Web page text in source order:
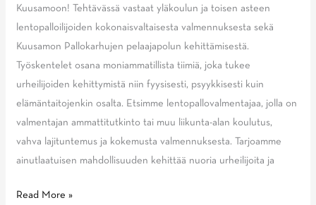
Kuusamoon! Tehtävässä vastaat yläkoulun ja toisen asteen
lentopalloilijoiden kokonaisvaltaisesta valmennuksesta sekä
Kuusamon Pallokarhujen pelaajapolun kehittämisestä.
Työskentelet osana moniammatillista tiimiä, joka tukee
urheilijoiden kehittymistä niin fyysisesti, psyykkisesti kuin
elämäntaitojenkin osalta. Etsimme lentopallovalmentajaa, jolla on
valmentajan ammattitutkinto tai muu liikunta-alan koulutus,
vahva lajituntemus ja kokemusta valmennuksesta. Tarjoamme
ainutlaatuisen mahdollisuuden kehittää nuoria urheilijoita ja
Lentopallovalmentaja
Read More »